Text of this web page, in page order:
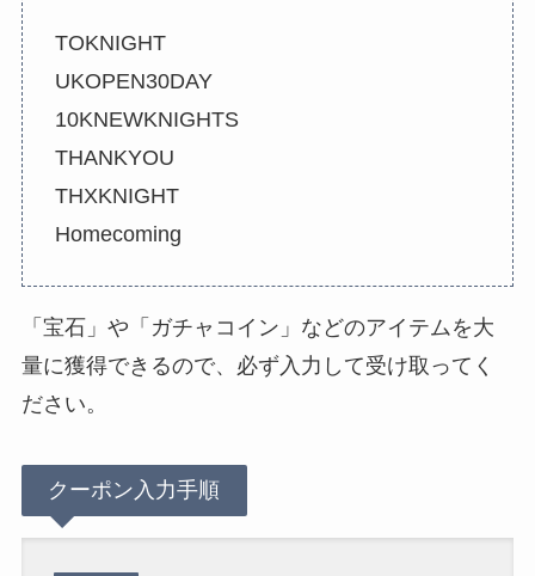
TOKNIGHT
UKOPEN30DAY
10KNEWKNIGHTS
THANKYOU
THXKNIGHT
Homecoming
「宝石」や「ガチャコイン」などのアイテムを大
量に獲得できるので、必ず入力して受け取ってく
ださい。
クーポン入力手順